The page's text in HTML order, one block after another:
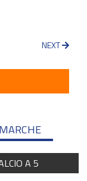
NEXT
A 5